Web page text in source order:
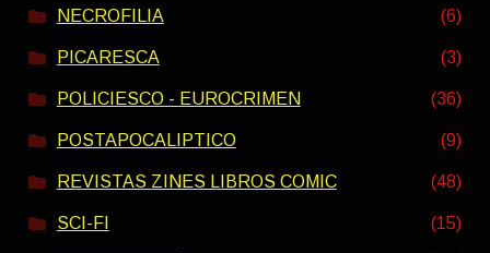
NECROFILIA (6)
PICARESCA (3)
POLICIESCO - EUROCRIMEN (36)
POSTAPOCALIPTICO (9)
REVISTAS ZINES LIBROS COMIC (48)
SCI-FI (15)